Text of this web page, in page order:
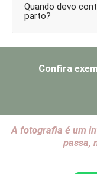
Quando devo
parto?
Confira
A fotografia é um
passa,